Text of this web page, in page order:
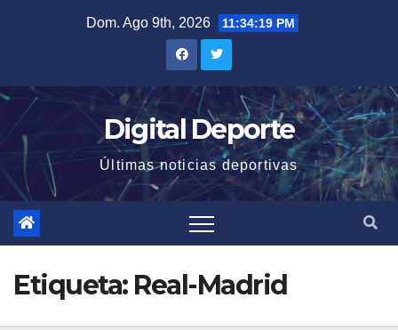
Dom. Ago 9th, 2026 11:34:21 PM
Digital Deporte
Últimas noticias deportivas
Etiqueta: Real-Madrid